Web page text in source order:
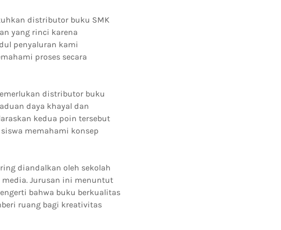
distributor buku SMK
yang rinci karena
penyaluran kami
proses secara
distributor buku
daya khayal dan
kedua poin tersebut
memahami konsep
diandalkan oleh sekolah
Jurusan ini menuntut
bahwa buku berkualitas
ruang bagi kreativitas